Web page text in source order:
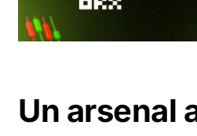
Un arsenal